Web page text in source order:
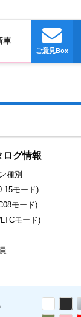
車
ご意見Box
ログ情報
種別
モード)
モード)
モード)